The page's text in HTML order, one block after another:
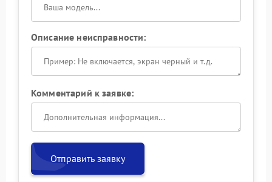
Описание неисправности:
Комментарий к заявке:
Отправить заявку